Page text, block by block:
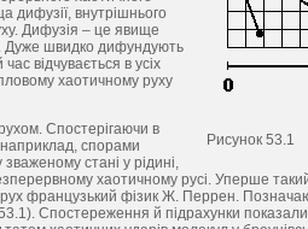
Рисунок 53.1
дифузії, внутрішнього
Дифузія – це явище
Дуже швидко дифундують
відчувається в усіх
хаотичному руху
Спостерігаючи в
спорами
стані у рідині,
хаотичному русі. Уперше
рух французький фізик Ж. Перрен.
53.1). Спостереження й підрахунки